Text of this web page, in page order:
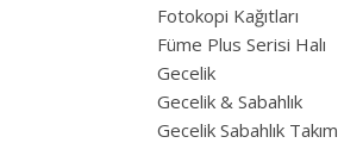
Fotokopi Kağıtları
Füme Plus Serisi Halı
Gecelik
Gecelik & Sabahlık
Gecelik Sabahlık Takım